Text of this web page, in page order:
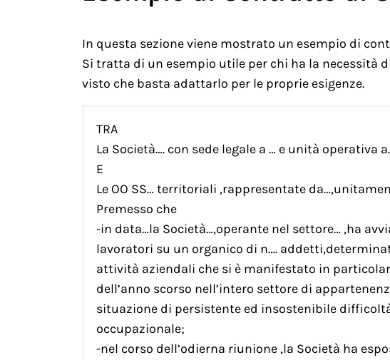
In questa sezione viene mostrato un esempio di
Si tratta di un esempio utile per chi ha la necessità
visto che basta adattarlo per le proprie esigenze.
TRA
La Società…. con sede legale a … e unità
E
Le OO SS… territoriali ,rappresentate
Premesso che
-in data…la Società…,operante nel settore… ,ha
lavoratori su un organico di n….
attività aziendali che si è manifestato in
dell’anno scorso nell’intero settore di
situazione di persistente ed insostenibile
occupazionale;
-nel corso dell’odierna riunione ,la Società ha